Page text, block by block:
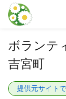
本文に飛ぶ
ボランテ
吉宮町
提供元サイト